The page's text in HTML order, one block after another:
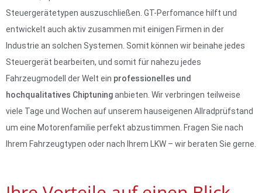
Steuergerätetypen auszuschließen. GT-Perfomance hilft und
entwickelt auch aktiv zusammen mit einigen Firmen in der
Industrie an solchen Systemen. Somit können wir beinahe jedes
Steuergerät bearbeiten, und somit für nahezu jedes
Fahrzeugmodell der Welt ein professionelles und
hochqualitatives Chiptuninganbieten. Wir verbringen teilweise
viele Tage und Wochen auf unserem hauseigenen Allradprüfstand
um eine Motorenfamilie perfekt abzustimmen. Fragen Sie nach
Ihrem Fahrzeugtypen oder nach Ihrem LKW – wir beraten Sie gerne.